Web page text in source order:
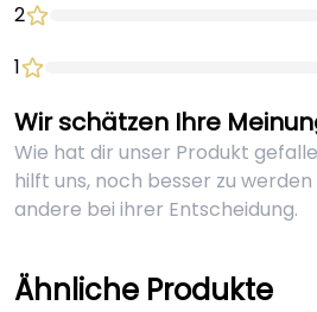
2
1
Wir schätzen Ihre
Wie hat dir unser Produkt
hilft uns, noch besser zu
andere bei ihrer Entscheidung.
Ähnliche Produkte